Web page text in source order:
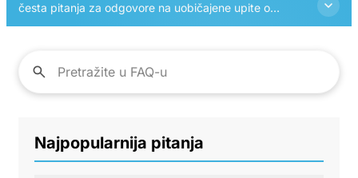
česta pitanja za odgovore na uobičajene upite o
karticama, atrakcijama, rezervacijama i više.
Najpopularnija pitanja